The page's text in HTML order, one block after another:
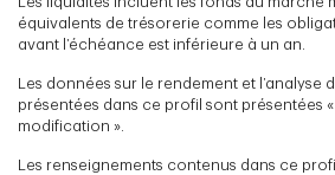
équivalents de trésorerie comme les
avant l’échéance est inférieure à un an.
Les données sur le rendement et l’analyse
présentées dans ce profil sont présentées
modification ».
Les renseignements contenus dans ce